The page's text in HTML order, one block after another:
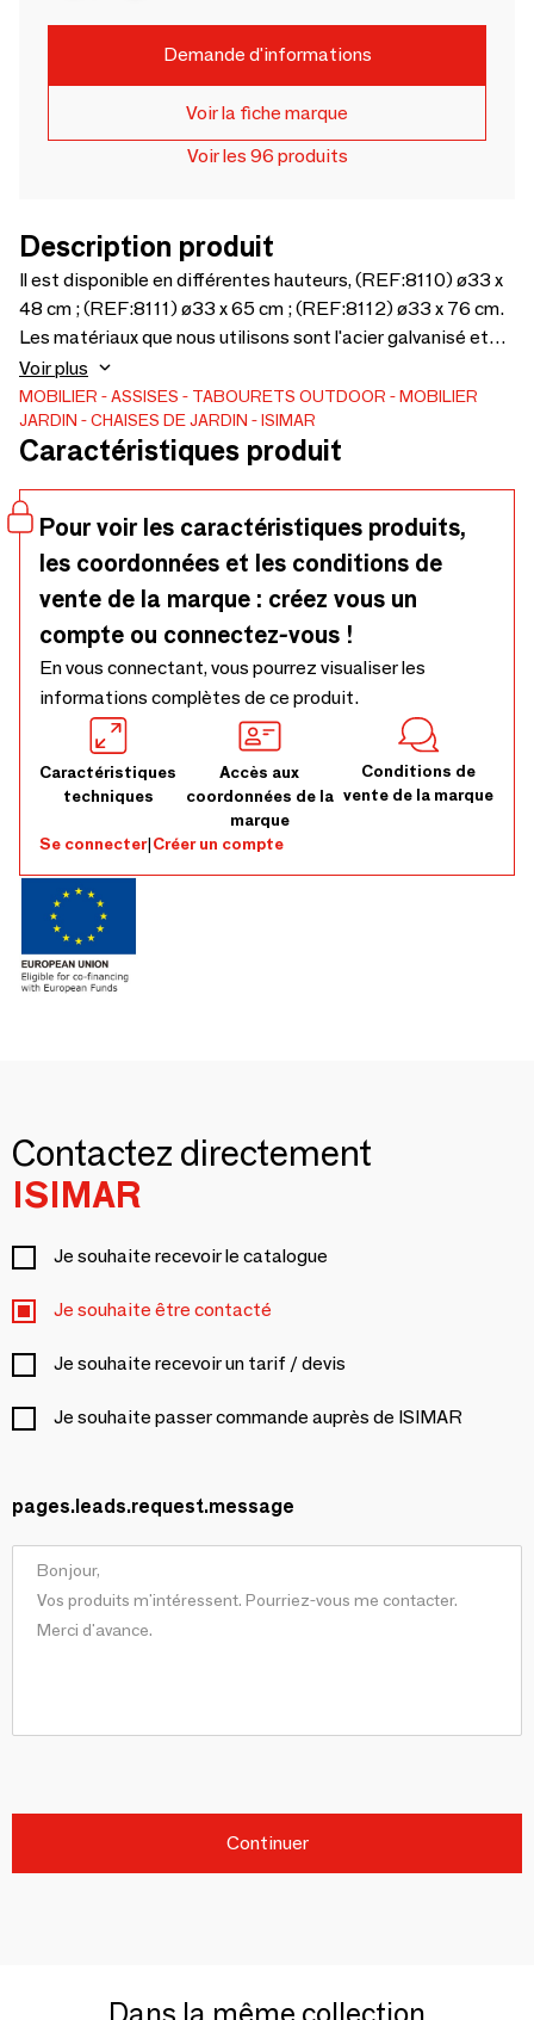
Demande d'informations
Voir la fiche marque
Voir les 96 produits
Description produit
Il est disponible en différentes hauteurs, (REF:8110) ø33 x
48 cm ; (REF:8111) ø33 x 65 cm ; (REF:8112) ø33 x 76 cm.
Les matériaux que nous utilisons sont l'acier galvanisé et
l'aluminium. Durable, adapté à un usage intensif et
résistant aux intempéries. Ils sont donc idéaux pour une
utilisation en extérieur et en intérieur. Choisissez la couleur
du cadre parmi nos 32 finitions métalliques pour une
revêtement parmi 22 couleurs et textures différentes,
adaptées à une utilisation intérieure et extérieure.
Voir plus
MOBILIER ASSISES TABOURETS OUTDOOR
MOBILIER
JARDIN
CHAISES DE JARDIN ISIMAR
Caractéristiques produit
Pour voir les caractéristiques produits,
les coordonnées et les conditions de
vente de la marque : créez vous un
compte ou connectez-vous !
En vous connectant, vous pourrez visualiser les
informations complètes de ce produit.
Caractéristiques
techniques
Accès aux
coordonnées de la
marque
Conditions de
vente de la marque
Se connecter|Créer un compte
Contactez directement
ISIMAR
Je souhaite recevoir le catalogue
Je souhaite être contacté
Je souhaite recevoir un tarif / devis
Je souhaite passer commande auprès de ISIMAR
pages.leads.request.message
Continuer
Dans la même collection